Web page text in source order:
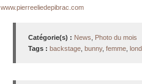
www.pierreeliedepibrac.com
Catégorie(s) : News
Photo du mois
Tags : backstage bunny, femme